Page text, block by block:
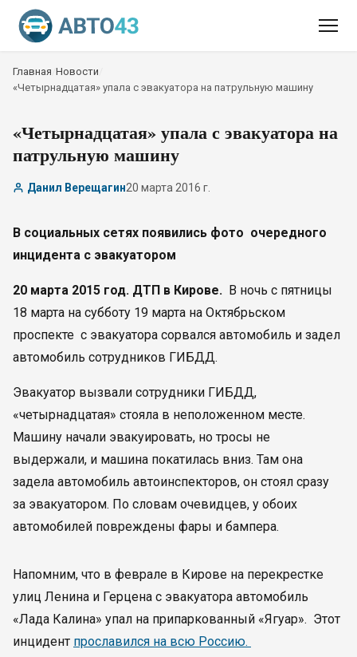
Главная Новости
«Четырнадцатая» упала с эвакуатора на патрульную машину
«Четырнадцатая» упала с эвакуатора на
патрульную машину
Данил Верещагин20 марта 2016 г.
В социальных сетях появились фото очередного
инцидента с эвакуатором
20 марта 2015 год. ДТП в Кирове. В ночь с пятницы
18 марта на субботу 19 марта на Октябрьском
проспекте с эвакуатора сорвался автомобиль и задел
автомобиль сотрудников ГИБДД.
Эвакуатор вызвали сотрудники ГИБДД,
«четырнадцатая» стояла в неположенном месте.
Машину начали эвакуировать, но тросы не
выдержали, и машина покатилась вниз. Там она
задела автомобиль автоинспекторов, он стоял сразу
за эвакуатором. По словам очевидцев, у обоих
автомобилей повреждены фары и бампера.
Напомним, что в феврале в Кирове на перекрестке
улиц Ленина и Герцена с эвакуатора автомобиль
«Лада Калина» упал на припаркованный «Ягуар». Этот
инцидент прославился на всю Россию.